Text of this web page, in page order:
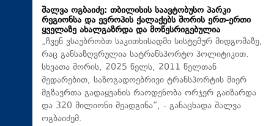
შალვა ოგბაიძე: თბილისის საავტობუსო პარკი
რეგიონსა და ევროპის ქალაქებს შორის ერთ-ერთი
ყველაზე ახალგაზრდა და მოწესრიგებულია
„ჩვენ ვსაუბრობთ საკითხისადმი სისტემურ მიდგომაზე,
რაც განსაზღვრულია სატრანსპორტო პოლიტიკით.
სხვათა შორის, 2025 წელს, 2011 წელთან
შედარებით, საზოგადოებრივი ტრანსპორტის მიერ
მგზავრთა გადაყვანის რაოდენობა ორჯერ გაიზარდა
და 320 მილიონი შეადგინა“, - განაცხადა შალვა
ოგბაიძემ.